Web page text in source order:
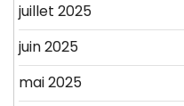
juillet 2025
juin 2025
mai 2025